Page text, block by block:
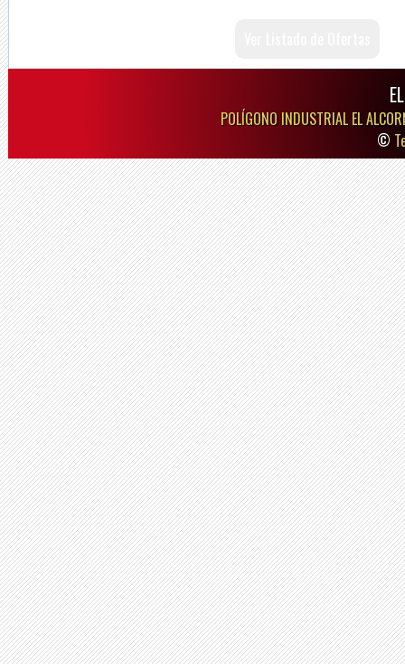
POLÍGONO INDUSTRIAL EL
©